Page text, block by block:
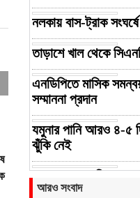
নলকায় বাস-ট্রাক
তাড়াশে খাল থেকে
এনডিপিতে মাসিক
সম্মাননা প্রদান
যমুনার পানি আরও ৪-৫
ঝুঁকি নেই
কামারখন্দে ২ বাড়ি
আরও সংবাদ